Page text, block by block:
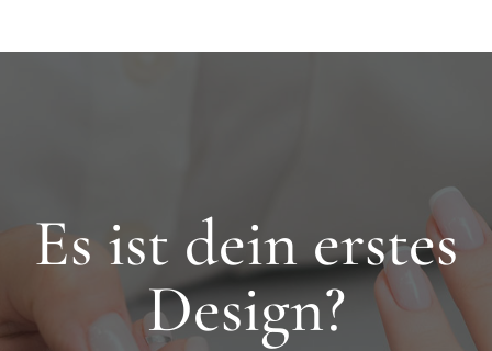
Es ist dein erstes
Design?